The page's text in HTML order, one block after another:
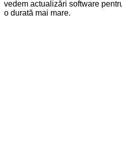
vedem actualizări software
o durată mai mare.